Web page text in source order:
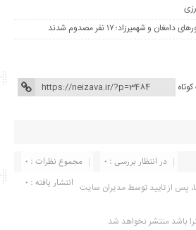
و شهمیرزاد؛ ۱۷ نفر مصدوم شدند
مجموع نظرات : 0
در انتظار بررسی : 0
انتشار یافته : ۰ پس از تایید توسط مدیران سایت
باشد منتشر نخواهد شد.